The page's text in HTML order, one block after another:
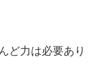
ど力は必要あり